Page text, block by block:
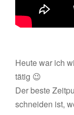
Heute war ich
tätig 😉
Der beste
schneiden ist,